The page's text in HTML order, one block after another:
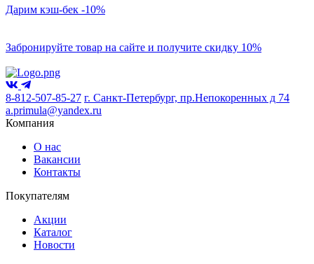
Дарим кэш-бек -10%
Забронируйте товар на сайте и получите скидку 10%
8-812-507-85-27 г. Санкт-Петербург, пр.Непокоренных д 74
a.primula@yandex.ru
Компания
О нас
Вакансии
Контакты
Покупателям
Акции
Каталог
Новости